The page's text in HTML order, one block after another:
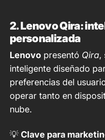
2. Lenovo Qira:
personalizada
Lenovo presentó Qira,
inteligente diseñado
preferencias del
operar tanto en
nube.
💡 Clave para